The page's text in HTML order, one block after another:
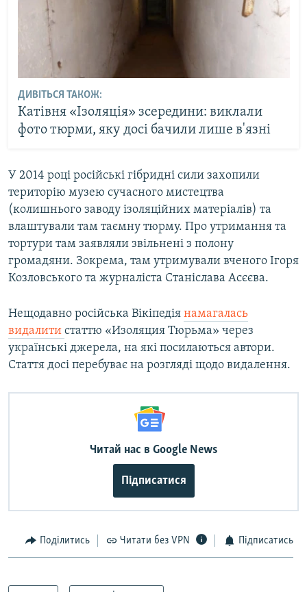
ДИВІТЬСЯ ТАКОЖ:
Катівня «Ізоляція» зсередини: виклали
фото тюрми, яку досі бачили лише в'язні
У 2014 році російські гібридні сили захопили
територію музею сучасного мистецтва
(колишнього заводу ізоляційних матеріалів) та
влаштували там таємну тюрму. Про утримання та
тортури там заявляли звільнені з полону
громадяни. Зокрема, там утримували вченого Ігоря
Козловського та журналіста Станіслава Асєєва.
Нещодавно російська Вікіпедія намагалась
видалити статтю «Изоляция Тюрьма» через
українські джерела, на які посилаються автори.
Стаття досі перебуває на розгляді щодо видалення.
Читай нас в Google News
Підписатися
Поділитись Читати без VPN Підписатись